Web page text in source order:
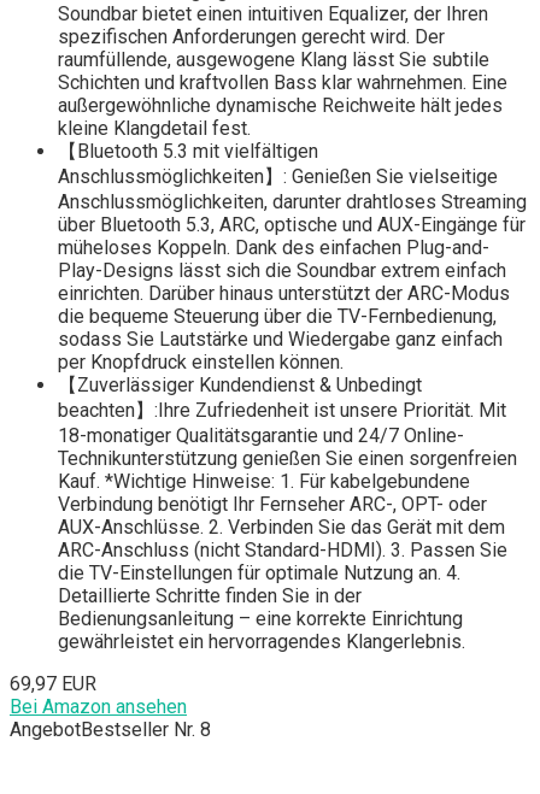
Soundbar bietet einen intuitiven Equalizer, der Ihren
spezifischen Anforderungen gerecht wird. Der
raumfüllende, ausgewogene Klang lässt Sie subtile
Schichten und kraftvollen Bass klar wahrnehmen. Eine
außergewöhnliche dynamische Reichweite hält jedes
kleine Klangdetail fest.
【Bluetooth 5.3 mit vielfältigen
Anschlussmöglichkeiten】: Genießen Sie vielseitige
Anschlussmöglichkeiten, darunter drahtloses Streaming
über Bluetooth 5.3, ARC, optische und AUX-Eingänge für
müheloses Koppeln. Dank des einfachen Plug-and-
Play-Designs lässt sich die Soundbar extrem einfach
einrichten. Darüber hinaus unterstützt der ARC-Modus
die bequeme Steuerung über die TV-Fernbedienung,
sodass Sie Lautstärke und Wiedergabe ganz einfach
per Knopfdruck einstellen können.
【Zuverlässiger Kundendienst & Unbedingt
beachten】:Ihre Zufriedenheit ist unsere Priorität. Mit
18-monatiger Qualitätsgarantie und 24/7 Online-
Technikunterstützung genießen Sie einen sorgenfreien
Kauf. *Wichtige Hinweise: 1. Für kabelgebundene
Verbindung benötigt Ihr Fernseher ARC-, OPT- oder
AUX-Anschlüsse. 2. Verbinden Sie das Gerät mit dem
ARC-Anschluss (nicht Standard-HDMI). 3. Passen Sie
die TV-Einstellungen für optimale Nutzung an. 4.
Detaillierte Schritte finden Sie in der
Bedienungsanleitung – eine korrekte Einrichtung
gewährleistet ein hervorragendes Klangerlebnis.
69,97 EUR
Bei Amazon ansehen
AngebotBestseller Nr. 8